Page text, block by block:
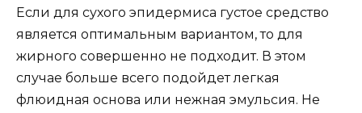
Если для сухого эпидермиса густое средство
является оптимальным вариантом, то для
жирного совершенно не подходит. В этом
случае больше всего подойдет легкая
флюидная основа или нежная эмульсия. Не